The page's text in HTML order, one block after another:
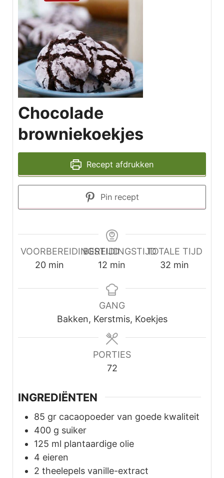
Chocolade
browniekoekjes
Recept afdrukken
Pin recept
VOORBEREIDINGSTIJD
20minuten
min
BEREIDINGSTIJD
12 minuten
min
TOTALE TIJD
32 minuten
min
GANG
Bakken, Kerstmis, Koekjes
PORTIES
72
INGREDIËNTEN
85 gr cacaopoeder van goede kwaliteit
400 g suiker
125 ml plantaardige olie
4 eieren
2 theelepels vanille-extract